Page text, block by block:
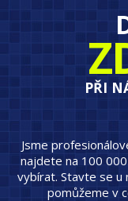
PŘI
Jsme
najdete na 100
vybírat. Stavte se u
pomůžeme v